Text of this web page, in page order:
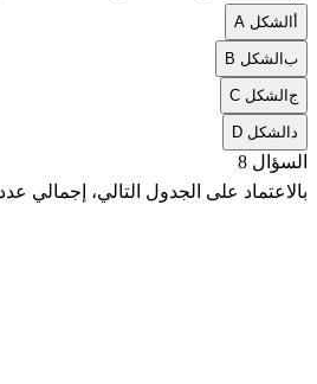
أ الشكل A
ب الشكل B
ج الشكل C
د الشكل D
السؤال 8
بالاعتماد على الجدول التالي، إجمالي